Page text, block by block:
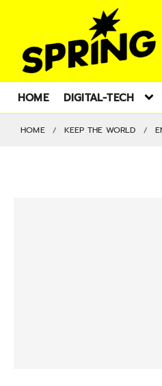
HOME DIGITAL-TECH
HOME KEEP THE WORLD